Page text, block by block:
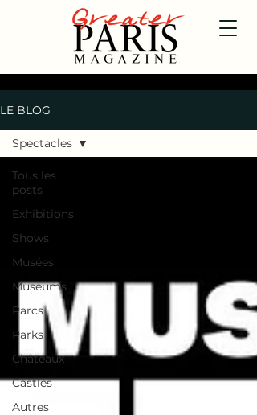
LE BLOG
Tous les
posts
Exhibitions
Shows
Musées
Museums
Parcs
Parks
Châteaux
Castles
Autres
Spectacles